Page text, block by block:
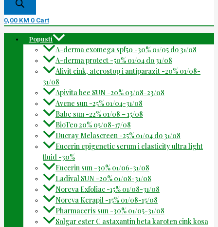
0,00 KM 0 Cart
Popusti
A-derma exomega spf50 -30% 01/05 do 31/08
A-derma protect -50% 01/04 do 31/08
Alivit cink, aterostop i antiparazit -20% 01/08-
31/08
Apivita bee SUN -20% 03/08-23/08
Avene sun -25% 01/04-31/08
Babe sun -22% 01/08 – 15/08
BioTeo 20% 05/08-17/08
Ducray Melascreen -25% 01/04 do 31/08
Eucerin epigenetic serum i elasticity ultra light
fluid -30%
Eucerin sun -30% 01/06-31/08
Ladival SUN -20% 01/08-31/08
Noreva Exfoliac -15% 01/08-31/08
Noreva Kerapil -15% 01/08-15/08
Pharmaceris sun -30% 01/05-31/08
Solgar ester C astaxantin beta karoten cink kosa